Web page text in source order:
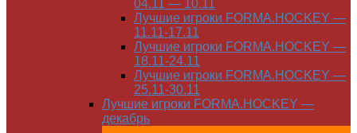
04.11 — 10.11
Лучшие игроки FORMA.HOCKEY —
11.11-17.11
Лучшие игроки FORMA.HOCKEY —
18.11-24.11
Лучшие игроки FORMA.HOCKEY —
25.11-30.11
Лучшие игроки FORMA.HOCKEY —
декабрь